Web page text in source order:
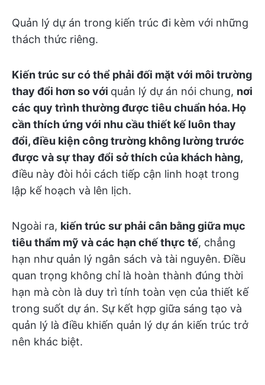
Quản lý dự án trong kiến trúc đi kèm với những
thách thức riêng.
Kiến trúc sư có thể phải đối mặt với môi trường
thay đổi hơn so với quản lý dự án nói chung, nơi
các quy trình thường được tiêu chuẩn hóa. Họ
cần thích ứng với nhu cầu thiết kế luôn thay
đổi, điều kiện công trường không lường trước
được và sự thay đổi sở thích của khách hàng,
điều này đòi hỏi cách tiếp cận linh hoạt trong
lập kế hoạch và lên lịch.
Ngoài ra, kiến trúc sư phải cân bằng giữa mục
tiêu thẩm mỹ và các hạn chế thực tế, chẳng
hạn như quản lý ngân sách và tài nguyên. Điều
quan trọng không chỉ là hoàn thành đúng thời
hạn mà còn là duy trì tính toàn vẹn của thiết kế
trong suốt dự án. Sự kết hợp giữa sáng tạo và
quản lý là điều khiến quản lý dự án kiến trúc trở
nên khác biệt.